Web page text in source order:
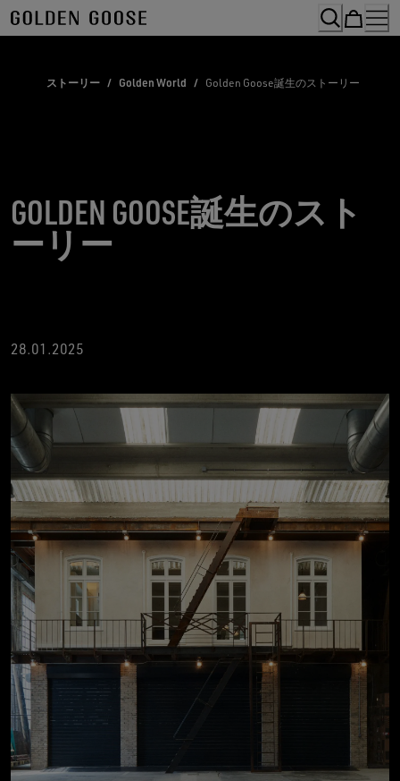
Skip
to
ストーリー / Golden World / Golden Goose誕生のストーリー
GOLDEN GOOSE誕生のスト
ーリー
28.01.2025